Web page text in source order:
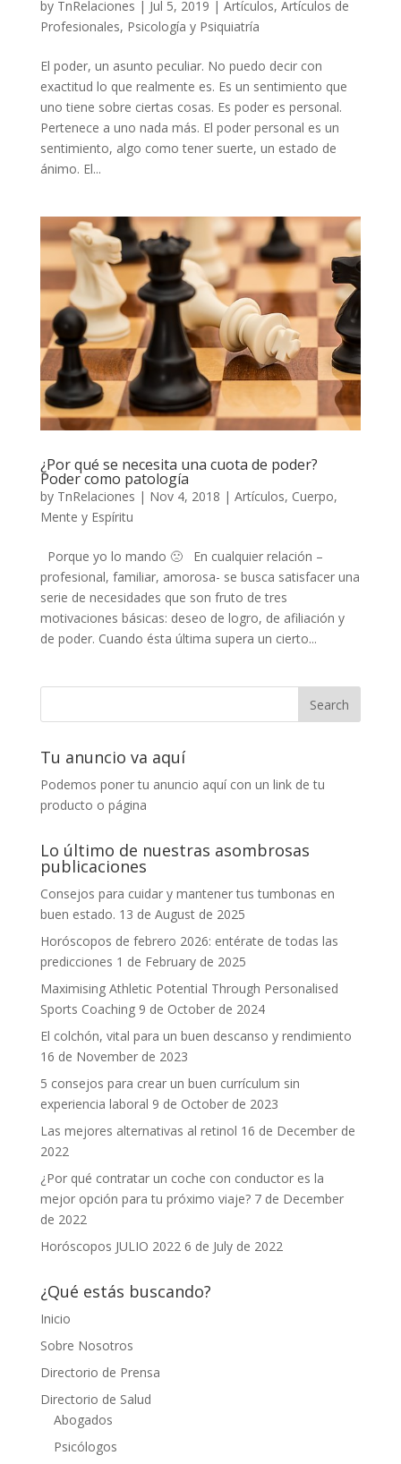
by TnRelaciones | Jul 5, 2019 | Artículos, Artículos de
Profesionales, Psicología y Psiquiatría
El poder, un asunto peculiar. No puedo decir con
exactitud lo que realmente es. Es un sentimiento que
uno tiene sobre ciertas cosas. Es poder es personal.
Pertenece a uno nada más. El poder personal es un
sentimiento, algo como tener suerte, un estado de
ánimo. El...
¿Por qué se necesita una cuota de poder?
Poder como patología
by TnRelaciones | Nov 4, 2018 | Artículos, Cuerpo,
Mente y Espíritu
Porque yo lo mando 🙁 En cualquier relación –
profesional, familiar, amorosa- se busca satisfacer una
serie de necesidades que son fruto de tres
motivaciones básicas: deseo de logro, de afiliación y
de poder. Cuando ésta última supera un cierto...
Tu anuncio va aquí
Podemos poner tu anuncio aquí con un link de tu
producto o página
Lo último de nuestras asombrosas
publicaciones
Consejos para cuidar y mantener tus tumbonas en
buen estado. 13 de August de 2025
Horóscopos de febrero 2026: entérate de todas las
predicciones 1 de February de 2025
Maximising Athletic Potential Through Personalised
Sports Coaching 9 de October de 2024
El colchón, vital para un buen descanso y rendimiento
16 de November de 2023
5 consejos para crear un buen currículum sin
experiencia laboral 9 de October de 2023
Las mejores alternativas al retinol 16 de December de
2022
¿Por qué contratar un coche con conductor es la
mejor opción para tu próximo viaje? 7 de December
de 2022
Horóscopos JULIO 2022 6 de July de 2022
¿Qué estás buscando?
Inicio
Sobre Nosotros
Directorio de Prensa
Directorio de Salud
Abogados
Psicólogos